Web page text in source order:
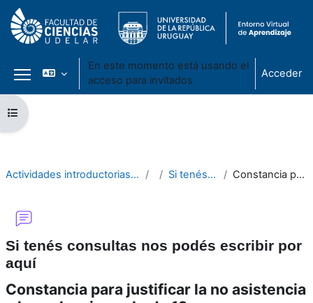
Salta al contenido principal
Panel lateral
En este momento está usando el
acceso para invitados
Acceder
Abrir índice del curso
Actividades introductorias - Cursillo de Introducción a las dinámicas universitarias - Facultad de Ciencias 2022 Inicio Si tenés consultas nos podés escribir por aquí Constancia para justificar la no asistencia a la evaluacion sabado 12
Si tenés consultas nos podés escribir por
aquí
Constancia para justificar la no asistencia